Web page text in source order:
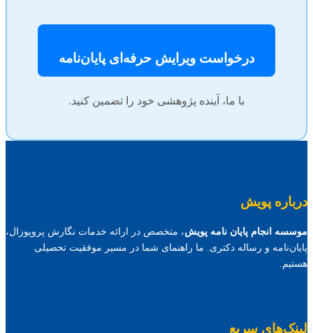
درخواست ویرایش حرفه‌ای پایان‌نامه
با ما، آینده پژوهشی خود را تضمین کنید.
درباره پویش
موسسه انجام پایان نامه پویش، متخصص در ارائه خدمات نگارش پروپوزال،
پایان‌نامه و رساله دکتری. ما راهنمای شما در مسیر موفقیت تحصیلی
هستیم.
لینک‌های سریع